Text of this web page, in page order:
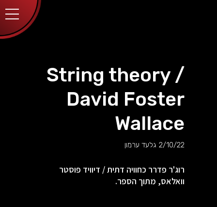
String theory /
David Foster
Wallace
2/10/22 גלעד ערמון
רוג'ר פדרר כחוויה דתית / דיוויד פוסטר
וואלאס, מתוך הספר.